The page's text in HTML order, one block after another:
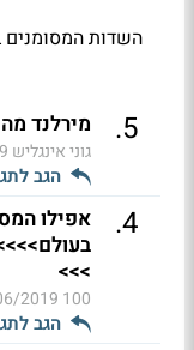
השדות המסומנים
5
. מירלנד
גוני אינגליש
הגב
4
.
אפילו
>>>
100
10:35
הגב